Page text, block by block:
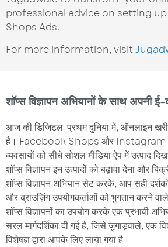
professional advice on setting
Shops Ads.
For more information, visit
शॉप्स विज्ञापन अभियानों के साथ अपनी ई-
आज की डिजिटल-प्रथम दुनिया में, ऑनलाइन
है। Facebook Shops और Instagram
व्यवसायों को सीधे सोशल मीडिया ऐप में उत्पाद
शॉप्स विज्ञापन इन उत्पादों को बढ़ावा देना और
शॉप्स विज्ञापन अभियान सेट करके, आप सही
और ब्राउज़िंग उपयोगकर्ताओं को भुगतान करने
शॉप्स विज्ञापनों का उपयोग करके एक प्रभावी
सरल मार्गदर्शिका दी गई है, जिसे जुगाड़वाले, एक
विशेषज्ञ द्वारा आपके लिए लाया गया है।